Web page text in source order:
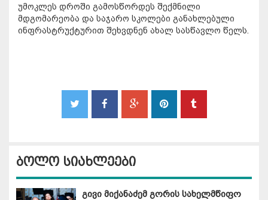
უმოკლეს დროში გამოსწორდეს შექმნილი
მდგომარეობა და საჯარო სკოლები განახლებული
ინფრასტრუქტურით შეხვდნენ ახალ სასწავლო წელს.
ბოლო სიახლეები
გივი მიქანაძემ გორის სახელმწიფო